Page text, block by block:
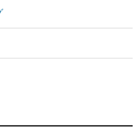
の“殿堂入り”記事をまとめま